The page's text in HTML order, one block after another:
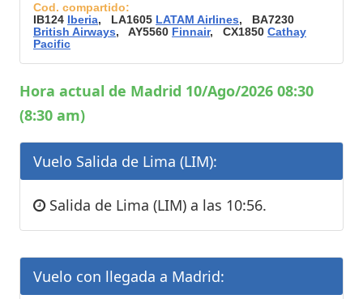
Cod. compartido:
IB124 Iberia, LA1605 LATAM Airlines, BA7230
British Airways, AY5560 Finnair, CX1850 Cathay
Pacific
Hora actual de Madrid 10/Ago/2026 08:30
(8:30 am)
Vuelo Salida de Lima (LIM):
Salida de Lima (LIM) a las 10:56.
Vuelo con llegada a Madrid: